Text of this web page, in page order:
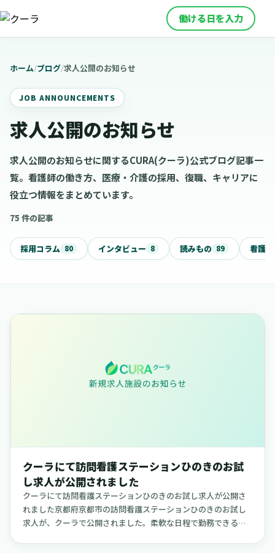
働ける日を入力
ホーム/ブログ/求人公開のお知らせ
JOB ANNOUNCEMENTS
求人公開のお知らせ
求人公開のお知らせに関するCURA(クーラ)公式ブログ記事一
覧。看護師の働き方、医療・介護の採用、復職、キャリアに
役立つ情報をまとめています。
75 件の記事
採用コラム 80 インタビュー 8 読みもの 89 看護
求人公開のお知らせの記事一覧
クーラにて訪問看護ステーションひのきのお試
し求人が公開されました
クーラにて訪問看護ステーションひのきのお試し求人が公開さ
れました京都府京都市の訪問看護ステーションひのきのお試し
求人が、クーラで公開されました。柔軟な日程で勤務できる求